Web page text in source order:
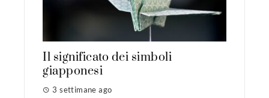
Il significato dei simboli
giapponesi
3 settimane ago